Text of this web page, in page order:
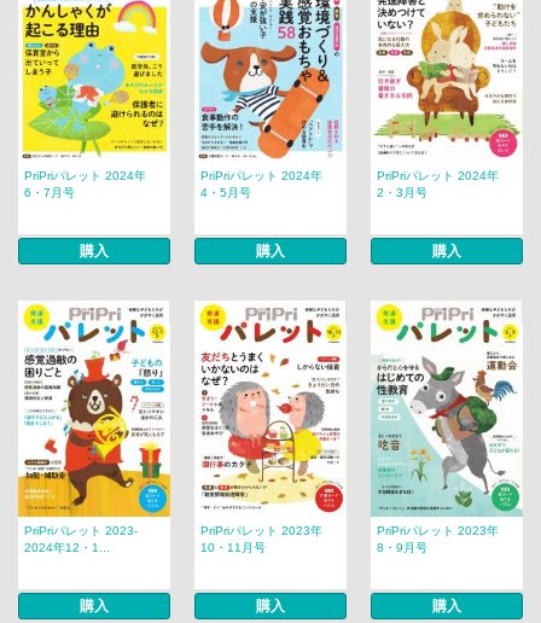
PriPriパレット 2024年
6・7月号
購入
PriPriパレット 2024年
4・5月号
購入
PriPriパレット 2024年
2・3月号
購入
PriPriパレット 2023-
2024年12・1...
購入
PriPriパレット 2023年
10・11月号
購入
PriPriパレット 2023年
8・9月号
購入